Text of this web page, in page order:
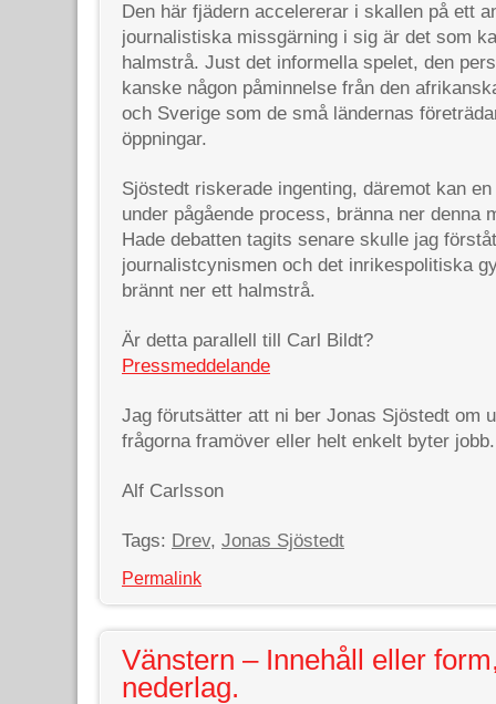
Den här fjädern accelererar i skallen på ett
journalistiska missgärning i sig är det som
halmstrå. Just det informella spelet, den
kanske någon påminnelse från den
och Sverige som de små ländernas
öppningar.
Sjöstedt riskerade ingenting, däremot kan
under pågående process, bränna ner denna
Hade debatten tagits senare skulle jag
journalistcynismen och det inrikespolitiska
brännt ner ett halmstrå.
Är detta parallell till Carl Bildt?
Pressmeddelande
Jag förutsätter att ni ber Jonas Sjöstedt om
frågorna framöver eller helt enkelt byter jobb.
Alf Carlsson
Tags: Drev, Jonas Sjöstedt
Permalink
Vänstern – Innehåll eller
nederlag.